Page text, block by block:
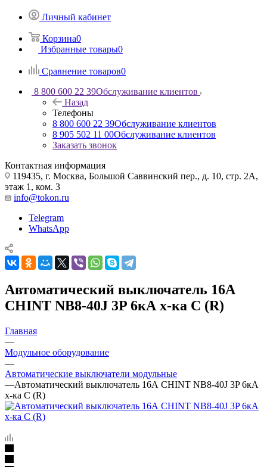
Личный кабинет
Корзина0
Избранные товары0
Сравнение товаров0
8 800 600 22 39Обслуживание клиентов
Назад
Телефоны
8 800 600 22 39Обслуживание клиентов
8 905 502 11 00Обслуживание клиентов
Заказать звонок
Контактная информация
119435, г. Москва, Большой Саввинский пер., д. 10, стр. 2А,
этаж 1, ком. 3
info@tokon.ru
Telegram
WhatsApp
Автоматический выключатель 16А
CHINT NB8-40J 3P 6кА х-ка C (R)
Главная
—
Модульное оборудование
—
Автоматические выключатели модульные
—Автоматический выключатель 16А CHINT NB8-40J 3P 6кА
х-ка C (R)